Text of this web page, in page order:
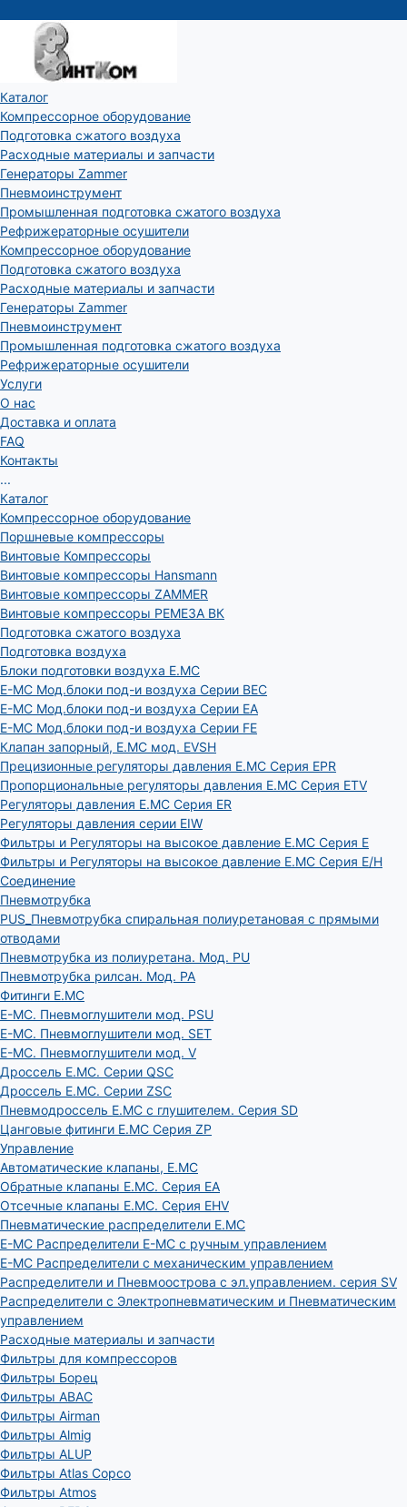
Каталог
Компрессорное оборудование
Подготовка сжатого воздуха
Расходные материалы и запчасти
Генераторы Zammer
Пневмоинструмент
Промышленная подготовка сжатого воздуха
Рефрижераторные осушители
Компрессорное оборудование
Подготовка сжатого воздуха
Расходные материалы и запчасти
Генераторы Zammer
Пневмоинструмент
Промышленная подготовка сжатого воздуха
Рефрижераторные осушители
Услуги
О нас
Доставка и оплата
FAQ
Контакты
...
Каталог
Компрессорное оборудование
Поршневые компрессоры
Винтовые Компрессоры
Винтовые компрессоры Hansmann
Винтовые компрессоры ZAMMER
Винтовые компрессоры РЕМЕЗА ВК
Подготовка сжатого воздуха
Подготовка воздуха
Блоки подготовки воздуха E.MC
E-MC Мод.блоки под-и воздуха Серии BEC
E-MC Мод.блоки под-и воздуха Серии EA
E-MC Мод.блоки под-и воздуха Серии FE
Клапан запорный, E.MC мод. EVSH
Прецизионные регуляторы давления E.MC Серия EPR
Пропорциональные регуляторы давления E.MC Серия ETV
Регуляторы давления E.MC Серия ER
Регуляторы давления серии EIW
Фильтры и Регуляторы на высокое давление E.MC Серия E
Фильтры и Регуляторы на высокое давление E.MC Серия E/H
Соединение
Пневмотрубка
PUS_Пневмотрубка спиральная полиуретановая с прямыми
отводами
Пневмотрубка из полиуретана. Мод. РU
Пневмотрубка рилсан. Мод. PA
Фитинги E.MC
E-MC. Пневмоглушители мод. PSU
E-MC. Пневмоглушители мод. SET
E-MC. Пневмоглушители мод. V
Дроссель E.MC. Серии QSC
Дроссель E.MC. Серии ZSC
Пневмодроссель E.MC с глушителем. Серия SD
Цанговые фитинги E.MC Серия ZP
Управление
Автоматические клапаны, Е.МС
Обратные клапаны E.MC. Серия EA
Отсечные клапаны E.MC. Серия EHV
Пневматические распределители E.MC
E-MC Распределители E-MC с ручным управлением
E-MC Распределители с механическим управлением
Распределители и Пневмоострова с эл.управлением. серия SV
Распределители с Электропневматическим и Пневматическим
управлением
Расходные материалы и запчасти
Фильтры для компрессоров
Фильтры Борец
Фильтры ABAC
Фильтры Airman
Фильтры Almig
Фильтры ALUP
Фильтры Atlas Copco
Фильтры Atmos